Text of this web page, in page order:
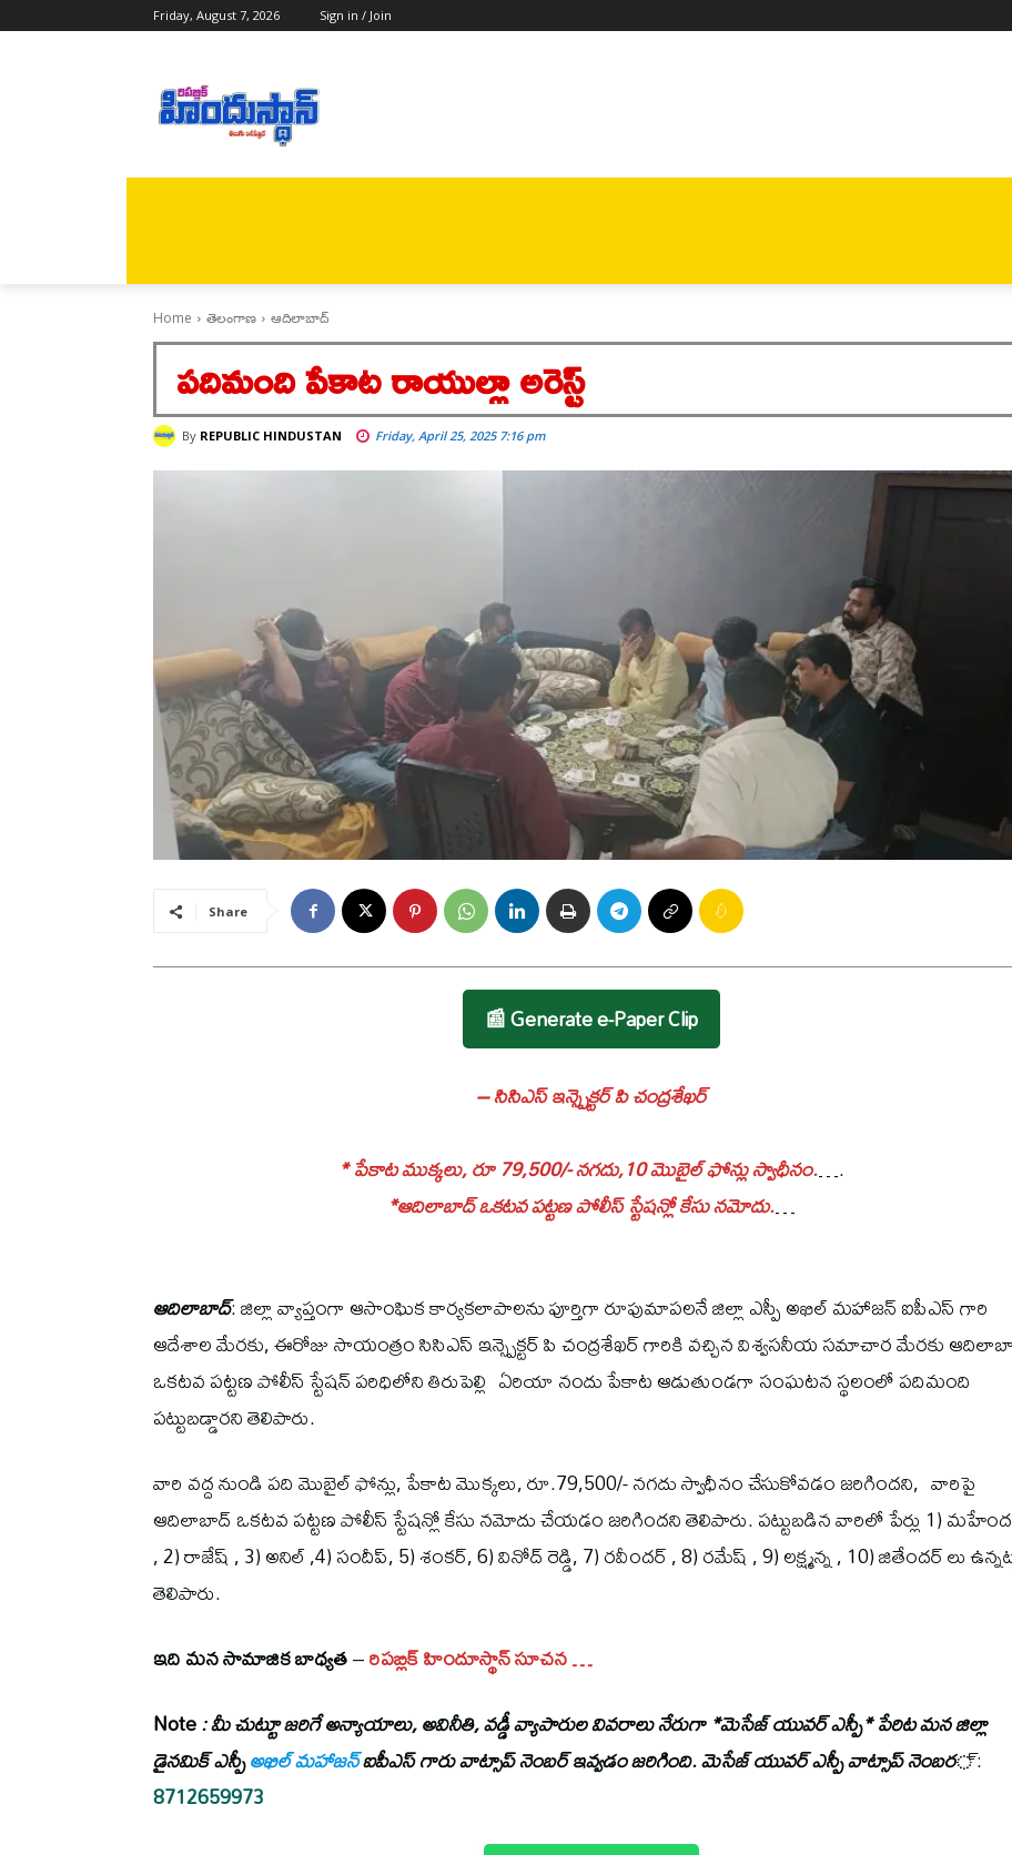
Friday, August 7, 2026 Sign in / Join
Home తెలంగాణ ఆదిలాబాద్
పదిమంది పేకాట రాయుల్లా అరెస్ట్
By REPUBLIC HINDUSTAN Friday, April 25, 2025 7:16 pm
Share
📰 Generate e-Paper Clip
– సిసిఎస్ ఇన్స్పెక్టర్ పి చంద్రశేఖర్
* పేకాట ముక్కలు, రూ 79,500/- నగదు,10 మొబైల్ ఫోన్లు స్వాధీనం.….
*ఆదిలాబాద్ ఒకటవ పట్టణ పోలీస్ స్టేషన్లో కేసు నమోదు.…
ఆదిలాబాద్: జిల్లా వ్యాప్తంగా ఆసాంఘిక కార్యకలాపాలను పూర్తిగా రూపుమాపలనే జిల్లా ఎస్పీ అఖిల్ మహాజన్ ఐపీఎస్ గారి
ఆదేశాల మేరకు, ఈరోజు సాయంత్రం సిసిఎస్ ఇన్స్పెక్టర్ పి చంద్రశేఖర్ గారికి వచ్చిన విశ్వసనీయ సమాచార మేరకు
ఒకటవ పట్టణ పోలీస్ స్టేషన్ పరిధిలోని తిరుపెల్లి ఏరియా నందు పేకాట ఆడుతుండగా సంఘటన స్థలంలో పదిమంది
పట్టుబడ్డారని తెలిపారు.
వారి వద్ద నుండి పది మొబైల్ ఫోన్లు, పేకాట మొక్కలు, రూ.79,500/- నగదు స్వాధీనం చేసుకోవడం జరిగిందని, వారిపై
ఆదిలాబాద్ ఒకటవ పట్టణ పోలీస్ స్టేషన్లో కేసు నమోదు చేయడం జరిగిందని తెలిపారు. పట్టుబడిన వారిలో పేర్లు 1)
, 2) రాజేష్ , 3) అనిల్ ,4) సందీప్, 5) శంకర్, 6) వినోద్ రెడ్డి, 7) రవీందర్ , 8) రమేష్ , 9) లక్ష్మన్న , 10) జితేందర్ లు
తెలిపారు.
ఇది మన సామాజిక బాధ్యత–రిపబ్లిక్ హిందూస్థాన్ సూచన …
Note: మీ చుట్టూ జరిగే అన్యాయాలు, అవినీతి, వడ్డీ వ్యాపారుల వివరాలు నేరుగా *మెసేజ్ యువర్ ఎస్పీ* పేరిట మన జిల్లా
డైనమిక్ ఎస్పీఅఖిల్ మహాజన్ఐపీఎస్ గారు వాట్సాప్ నెంబర్ ఇవ్వడం జరిగింది. మెసేజ్ యువర్ ఎస్పీ వాట్సాప్ నెంబర్ :
8712659973